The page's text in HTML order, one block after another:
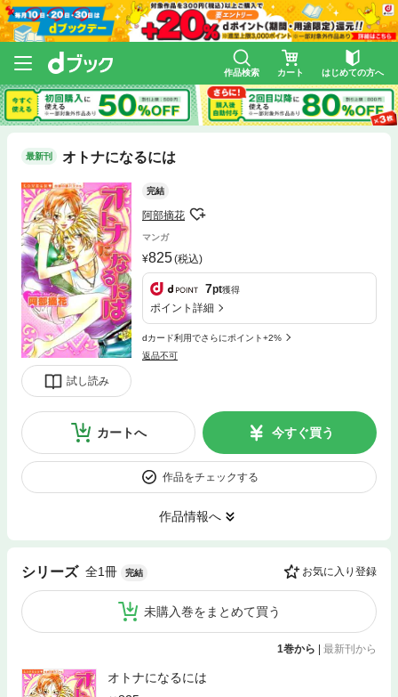
作品検索 カート はじめての方へ
最新刊 オトナになるには
試し読み
完結
阿部摘花
マンガ
825(税込)
7pt獲得
ポイント詳細
dカード利用でさらにポイント+2%
返品不可
カートへ 今すぐ買う
作品をチェックする
作品情報へ
シリーズ 全1冊 完結 お気に入り登録
未購入巻をまとめて買う
1巻から 最新刊から
オトナになるには